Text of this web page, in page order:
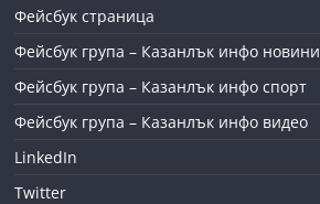
Фейсбук страница
Фейсбук група – Казанлък инфо новини
Фейсбук група – Казанлък инфо спорт
Фейсбук група – Казанлък инфо видео
LinkedIn
Twitter